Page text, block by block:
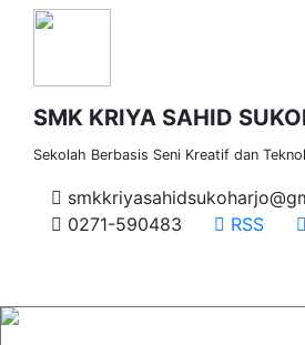
SMK KRIYA SAHID
Sekolah Berbasis Seni Kreatif dan
0271-590483
RSS